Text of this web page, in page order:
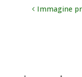
Immagine